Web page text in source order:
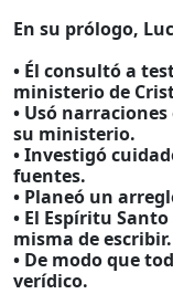
En su prólogo,
• Él consultó a
ministerio de
• Usó
su ministerio.
• Investigó
fuentes.
• Planeó un
• El Espíritu
misma de escribir.
• De modo que
verídico.